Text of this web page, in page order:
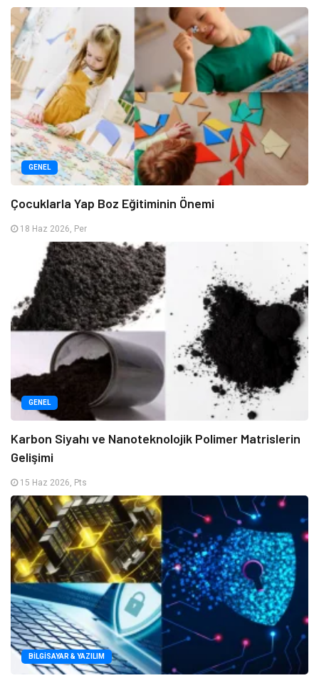
GENEL
Çocuklarla Yap Boz Eğitiminin Önemi
18 Haz 2026, Per
GENEL
Karbon Siyahı ve Nanoteknolojik Polimer Matrislerin
Gelişimi
15 Haz 2026, Pts
BILGISAYAR & YAZILIM